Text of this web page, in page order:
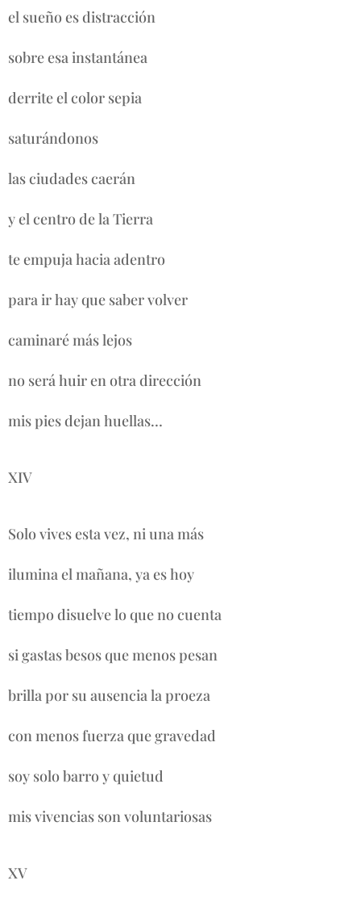
el sueño es distracción
sobre esa instantánea
derrite el color sepia
saturándonos
las ciudades caerán
y el centro de la Tierra
te empuja hacia adentro
para ir hay que saber volver
caminaré más lejos
no será huir en otra dirección
mis pies dejan huellas…
XIV
Solo vives esta vez, ni una más
ilumina el mañana, ya es hoy
tiempo disuelve lo que no cuenta
si gastas besos que menos pesan
brilla por su ausencia la proeza
con menos fuerza que gravedad
soy solo barro y quietud
mis vivencias son voluntariosas
XV